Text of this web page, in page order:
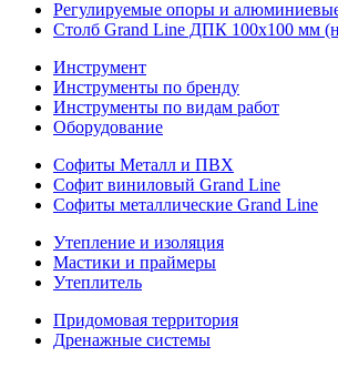
Регулируемые опоры и
Столб Grand Line ДПК 100х100 мм
Инструмент
Инструменты по бренду
Инструменты по видам работ
Оборудование
Софиты Металл и ПВХ
Софит виниловый Grand Line
Софиты металлические Grand Line
Утепление и изоляция
Мастики и праймеры
Утеплитель
Придомовая территория
Дренажные системы